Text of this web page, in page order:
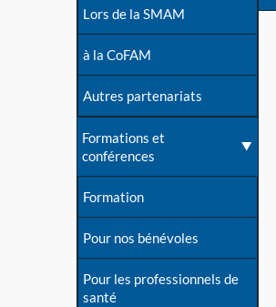
Lors de la SMAM
à la CoFAM
Autres partenariats
Formations et
conférences
Formation
Pour nos bénévoles
Pour les professionnels de
santé